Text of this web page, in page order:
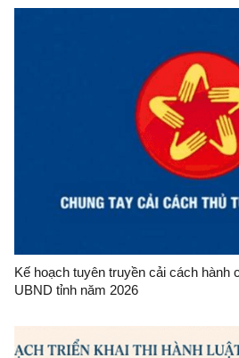
Kế hoạch tuyên truyền cải cách hành
UBND tỉnh năm 2026